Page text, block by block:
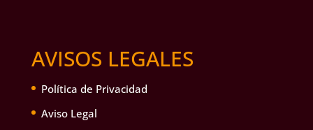
AVISOS LEGALES
Política de Privacidad
Aviso Legal